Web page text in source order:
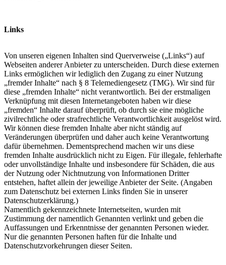
Links
Von unseren eigenen Inhalten sind Querverweise („Links“) auf
Webseiten anderer Anbieter zu unterscheiden. Durch diese externen
Links ermöglichen wir lediglich den Zugang zu einer Nutzung
„fremder Inhalte“ nach § 8 Telemediengesetz (TMG). Wir sind für
diese „fremden Inhalte“ nicht verantwortlich. Bei der erstmaligen
Verknüpfung mit diesen Internetangeboten haben wir diese
„fremden“ Inhalte darauf überprüft, ob durch sie eine mögliche
zivilrechtliche oder strafrechtliche Verantwortlichkeit ausgelöst wird.
Wir können diese fremden Inhalte aber nicht ständig auf
Veränderungen überprüfen und daher auch keine Verantwortung
dafür übernehmen. Dementsprechend machen wir uns diese
fremden Inhalte ausdrücklich nicht zu Eigen. Für illegale, fehlerhafte
oder unvollständige Inhalte und insbesondere für Schäden, die aus
der Nutzung oder Nichtnutzung von Informationen Dritter
entstehen, haftet allein der jeweilige Anbieter der Seite. (Angaben
zum Datenschutz bei externen Links finden Sie in unserer
Datenschutzerklärung.)
Namentlich gekennzeichnete Internetseiten, wurden mit
Zustimmung der namentlich Genannten verlinkt und geben die
Auffassungen und Erkenntnisse der genannten Personen wieder.
Nur die genannten Personen haften für die Inhalte und
Datenschutzvorkehrungen dieser Seiten.